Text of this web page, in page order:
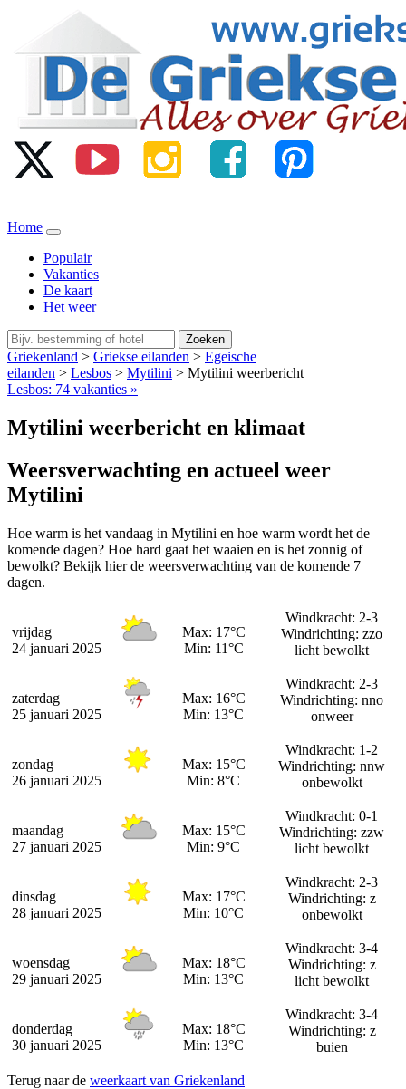
Home
Populair
Vakanties
De kaart
Het weer
Zoeken
Griekenland > Griekse eilanden > Egeische
eilanden > Lesbos > Mytilini > Mytilini weerbericht
Lesbos: 74 vakanties »
Mytilini weerbericht en klimaat
Weersverwachting en actueel weer
Mytilini
Hoe warm is het vandaag in Mytilini en hoe warm wordt het de
komende dagen? Hoe hard gaat het waaien en is het zonnig of
bewolkt? Bekijk hier de weersverwachting van de komende 7
dagen.
vrijdag
24 januari 2025
Max: 17°C
Min: 11°C
Windkracht: 2-3
Windrichting: zzo
licht bewolkt
zaterdag
25 januari 2025
Max: 16°C
Min: 13°C
Windkracht: 2-3
Windrichting: nno
onweer
zondag
26 januari 2025
Max: 15°C
Min: 8°C
Windkracht: 1-2
Windrichting: nnw
onbewolkt
maandag
27 januari 2025
Max: 15°C
Min: 9°C
Windkracht: 0-1
Windrichting: zzw
licht bewolkt
dinsdag
28 januari 2025
Max: 17°C
Min: 10°C
Windkracht: 2-3
Windrichting: z
onbewolkt
woensdag
29 januari 2025
Max: 18°C
Min: 13°C
Windkracht: 3-4
Windrichting: z
licht bewolkt
donderdag
30 januari 2025
Max: 18°C
Min: 13°C
Windkracht: 3-4
Windrichting: z
buien
Terug naar de weerkaart van Griekenland